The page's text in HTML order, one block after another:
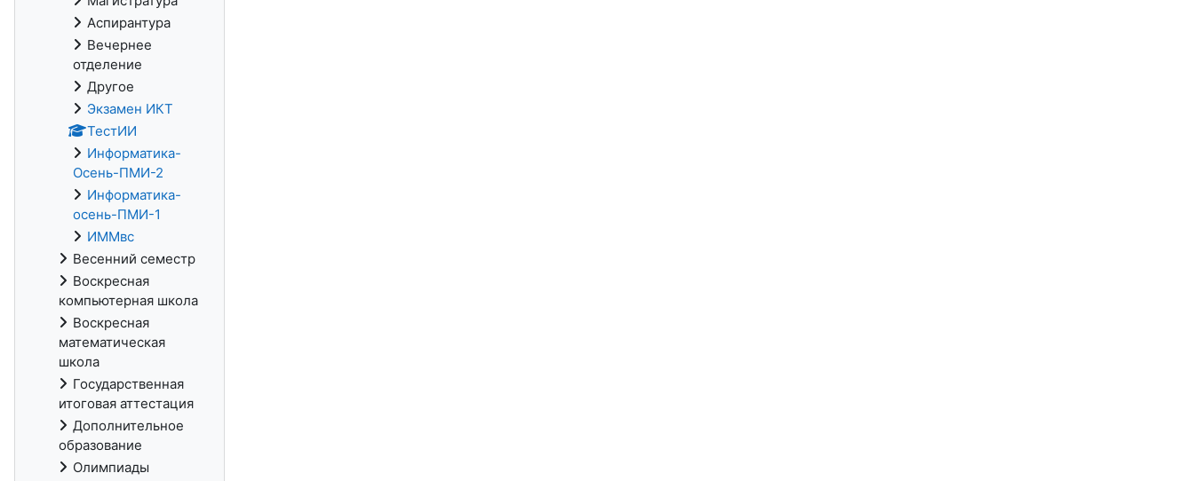
Аспирантура
Вечернее
отделение
Другое
Экзамен ИКТ
ТестИИ
Информатика-
Осень-ПМИ-2
Информатика-
осень-ПМИ-1
ИММвс
Весенний семестр
Воскресная
компьютерная школа
Воскресная
математическая
школа
Государственная
итоговая аттестация
Дополнительное
образование
Олимпиады